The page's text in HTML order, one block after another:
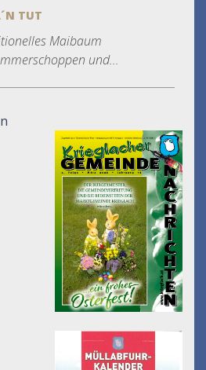
TUT
Maibaum
und...